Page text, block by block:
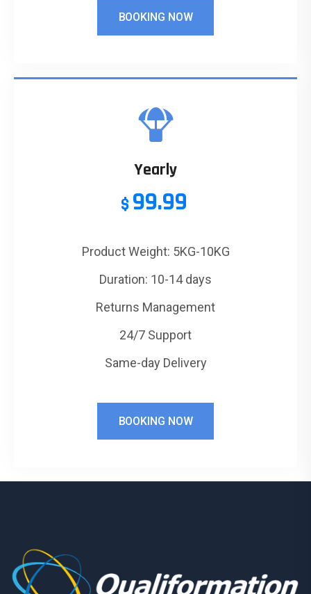
BOOKING NOW
Yearly
$ 99.99
Product Weight: 5KG-10KG
Duration: 10-14 days
Returns Management
24/7 Support
Same-day Delivery
BOOKING NOW